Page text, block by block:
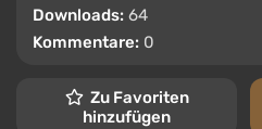
Downloads: 64
Kommentare: 0
Zu Favoriten
hinzufügen